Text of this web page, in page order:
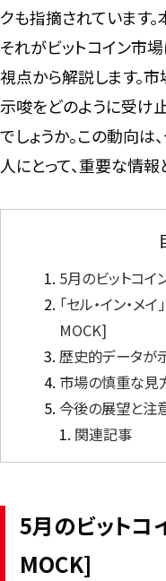
クも指摘されています
それがビットコイン市
視点から解説します。
示唆をどのように受け
でしょうか。この動向
人にとって、重要な情
5月のビットコ
「セル・イン・メ
MOCK]
歴史的データが
市場の慎重な見
今後の展望と注
関連記事
5月のビット
MOCK]